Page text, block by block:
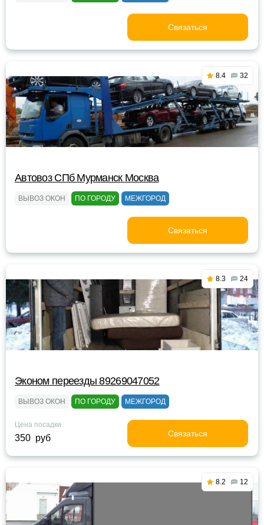
Связаться
8.4 32
Автовоз СПб Мурманск Москва
ВЫВОЗ ОКОН ПО ГОРОДУ МЕЖГОРОД
Связаться
8.3 24
Эконом переезды 89269047052
ВЫВОЗ ОКОН ПО ГОРОДУ МЕЖГОРОД
Цена посадки
350 руб Связаться
8.2 12